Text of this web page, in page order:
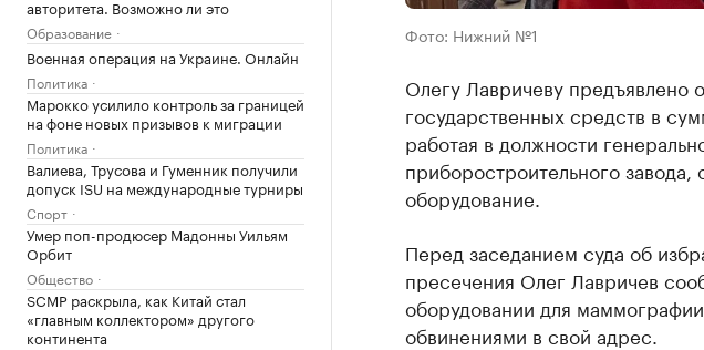
авторитета. Возможно ли это
Образование
Военная операция на Украине. Онлайн
Политика
Марокко усилило контроль за границей
на фоне новых призывов к миграции
Политика
Валиева, Трусова и Гуменник получили
допуск ISU на международные турниры
Спорт
Умер поп-продюсер Мадонны Уильям
Орбит
Общество
SCMP раскрыла, как Китай стал
«главным коллектором» другого
континента
Фото: Нижний №1
Олегу Лавричеву предъявлено
государственных средств в
работая в должности
приборостроительного
оборудование.
Перед заседанием суда об
пресечения Олег Лавричев
оборудовании для
обвинениями в свой адрес.